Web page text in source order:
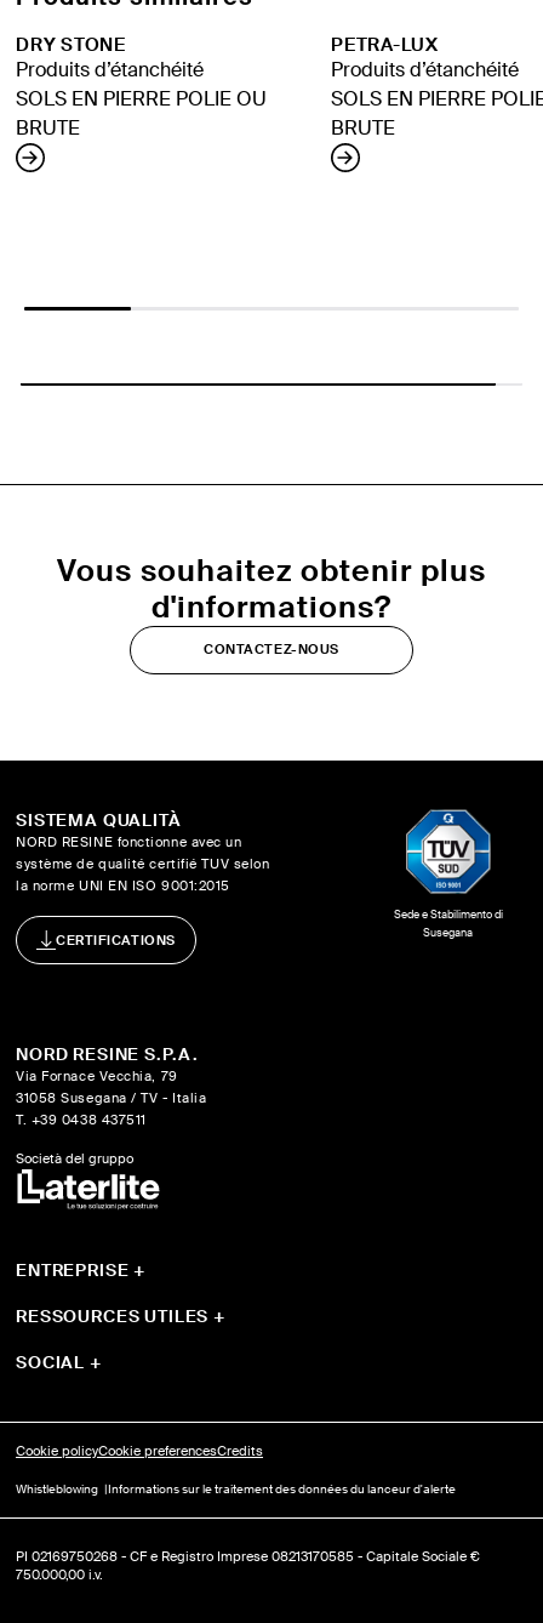
DRY STONE
Produits d’étanchéité
SOLS EN PIERRE POLIE OU
BRUTE
PETRA-LUX
Produits d’étanchéité
SOLS EN PIERRE
BRUTE
Vous souhaitez obtenir plus
d'informations?
CONTACTEZ-NOUS
Sede e Stabilimento di
Susegana
SISTEMA QUALITÀ
NORD RESINE fonctionne avec un
système de qualité certifié TUV selon
la norme UNI EN ISO 9001:2015
CERTIFICATIONS
NORD RESINE S.P.A.
Via Fornace Vecchia, 79
31058 Susegana / TV - Italia
T. +39 0438 437511
Società del gruppo
ENTREPRISE+
Sistemi
RESSOURCES UTILES+
Télécharger
SOCIAL +
Cookie policyCookie preferencesCredits
Whistleblowing Informations sur le traitement des données du lanceur d'alerte
PI 02169750268 - CF e Registro Imprese 08213170585 - Capitale Sociale €
750.000,00 i.v.